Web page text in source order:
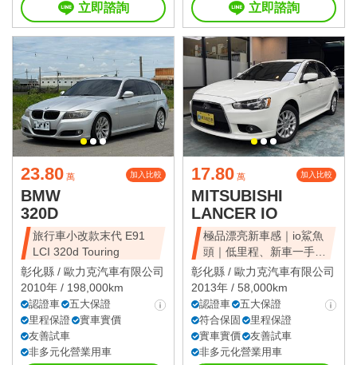
立即諮詢 立即諮詢
23.80 萬 加入比較
BMW
320D
旅行車小改款末代 E91
LCI 320d Touring
彰化縣 / 歐力克汽車有限公司
2010年 / 198,000km
認證車
五大保證
里程保證
實車實價
友善試車
非多元化營業用車
17.80 萬 加入比較
MITSUBISHI
LANCER IO
極品漂亮新車感｜io鯊魚
頭｜低里程、新車一手、
全車原鈑件
彰化縣 / 歐力克汽車有限公司
2013年 / 58,000km
認證車
五大保證
符合保固
里程保證
實車實價
友善試車
非多元化營業用車